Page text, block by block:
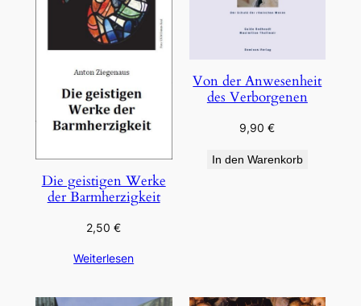
Die geistigen Werke
der Barmherzigkeit
2,50€
Weiterlesen
Von der Anwesenheit
des Verborgenen
9,90€
In den Warenkorb